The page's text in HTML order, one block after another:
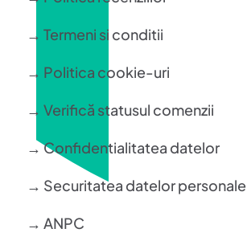
→ Termeni si conditii
→ Politica cookie-uri
→ Verifică statusul comenzii
→ Confidentialitatea datelor
→ Securitatea datelor personale
→ ANPC